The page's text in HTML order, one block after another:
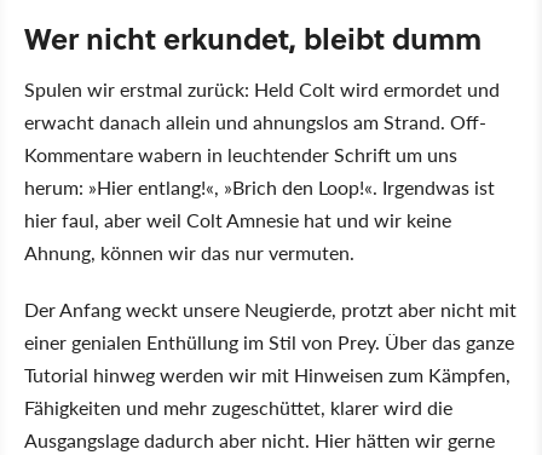
Wer nicht erkundet, bleibt dumm
Spulen wir erstmal zurück: Held Colt wird ermordet und
erwacht danach allein und ahnungslos am Strand. Off-
Kommentare wabern in leuchtender Schrift um uns
herum: »Hier entlang!«, »Brich den Loop!«. Irgendwas ist
hier faul, aber weil Colt Amnesie hat und wir keine
Ahnung, können wir das nur vermuten.
Der Anfang weckt unsere Neugierde, protzt aber nicht mit
einer genialen Enthüllung im Stil von Prey. Über das ganze
Tutorial hinweg werden wir mit Hinweisen zum Kämpfen,
Fähigkeiten und mehr zugeschüttet, klarer wird die
Ausgangslage dadurch aber nicht. Hier hätten wir gerne